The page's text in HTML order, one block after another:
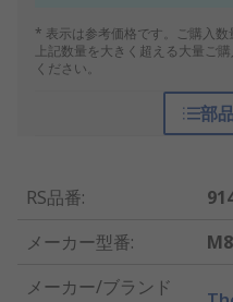
* 表示は参考価格です。ご購入数
上記数量を大きく超える大量ご
ください。
部
RS品番:
メーカー型番:
メーカー/ブランド